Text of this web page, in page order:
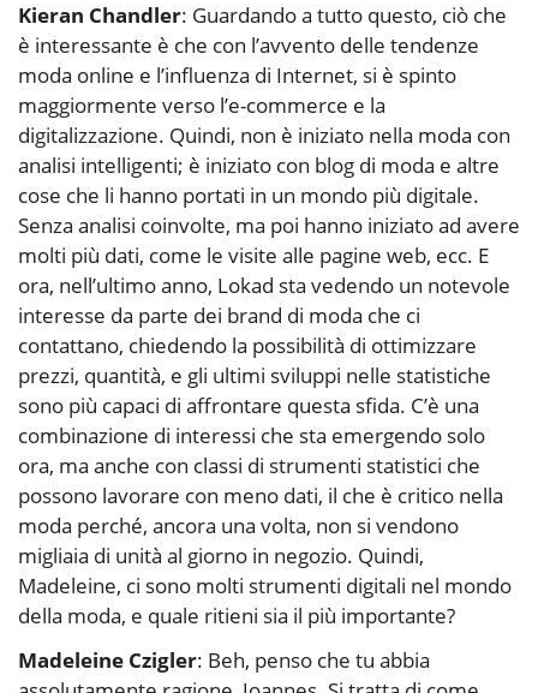
Kieran Chandler: Guardando a tutto questo, ciò che
è interessante è che con l’avvento delle tendenze
moda online e l’influenza di Internet, si è spinto
maggiormente verso l’e-commerce e la
digitalizzazione. Quindi, non è iniziato nella moda con
analisi intelligenti; è iniziato con blog di moda e altre
cose che li hanno portati in un mondo più digitale.
Senza analisi coinvolte, ma poi hanno iniziato ad avere
molti più dati, come le visite alle pagine web, ecc. E
ora, nell’ultimo anno, Lokad sta vedendo un notevole
interesse da parte dei brand di moda che ci
contattano, chiedendo la possibilità di ottimizzare
prezzi, quantità, e gli ultimi sviluppi nelle statistiche
sono più capaci di affrontare questa sfida. C’è una
combinazione di interessi che sta emergendo solo
ora, ma anche con classi di strumenti statistici che
possono lavorare con meno dati, il che è critico nella
moda perché, ancora una volta, non si vendono
migliaia di unità al giorno in negozio. Quindi,
Madeleine, ci sono molti strumenti digitali nel mondo
della moda, e quale ritieni sia il più importante?
Madeleine Czigler: Beh, penso che tu abbia